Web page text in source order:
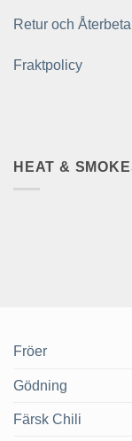
Retur och
Fraktpolicy
HEAT &
Fröer
Gödning
Färsk Chili